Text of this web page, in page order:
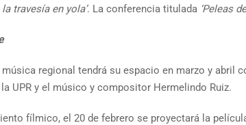
travesía en yola’. La conferencia titulada ‘Peleas
regional tendrá su espacio en marzo y abril
la UPR y el músico y compositor Hermelindo Ruiz.
fílmico, el 20 de febrero se proyectará la